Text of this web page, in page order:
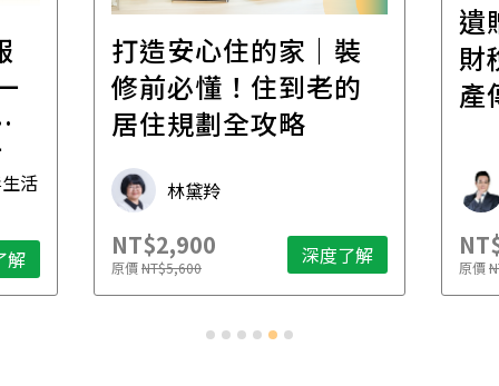
活
解
打造安心住的家｜裝
修前必懂！住到老的
居住規劃全攻略
林黛羚
NT$2,900
原價NT$5,600 深度了解
遺
財
產
原價